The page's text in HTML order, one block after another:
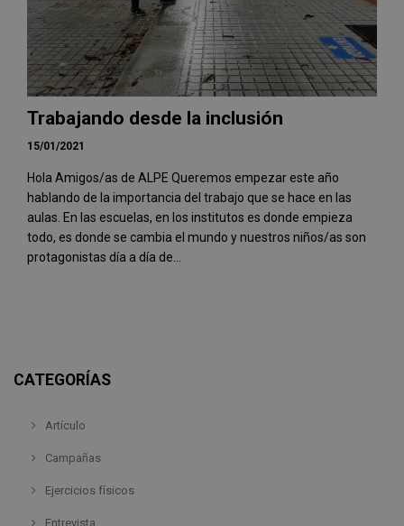
Trabajando desde la inclusión
15/01/2021
Hola Amigos/as de ALPE Queremos empezar este año
hablando de la importancia del trabajo que se hace en las
aulas. En las escuelas, en los institutos es donde empieza
todo, es donde se cambia el mundo y nuestros niños/as son
protagonistas día a día de...
CATEGORÍAS
Artículo
Campañas
Ejercicios físicos
Entrevista